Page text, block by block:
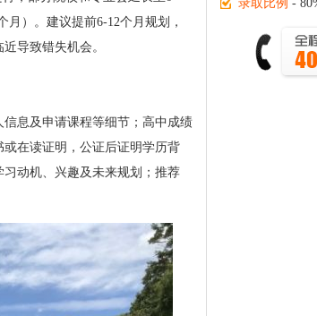
）。建议提前6-12个月规划，
导致错失机会。
息及申请课程等细节；高中成绩
在读证明，公证后证明学历背
动机、兴趣及未来规划；推荐
录取比例 -